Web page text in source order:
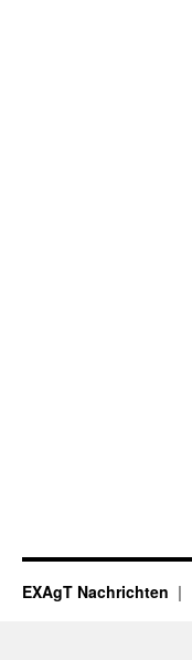
EXAgT Nachrichten